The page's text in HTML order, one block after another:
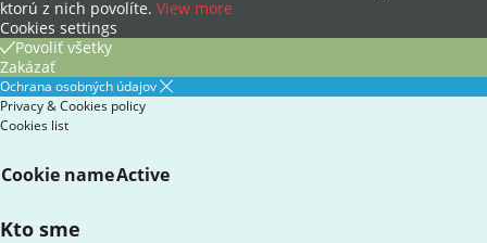
ktorú z nich povolíte. View more
Cookies settings
Povoliť všetky
Zakázať
Ochrana osobných údajov
Privacy & Cookies policy
Cookies list
Cookie nameActive
Kto sme